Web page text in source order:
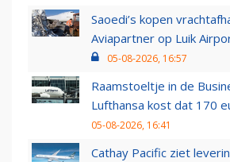
Saoedi’s kopen
Aviapartner op Luik
05-08-2026, 16:57
Raamstoeltje in de
Lufthansa kost dat 170
05-08-2026, 16:41
Cathay Pacific ziet